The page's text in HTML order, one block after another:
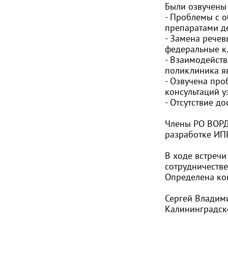
Были
- Проблемы с
препаратами
- Замена
федеральные
-
поликлиника
- Озвучена
консультаций
- Отсутствие
Члены РО
разработке
В ходе
Определена
Сергей